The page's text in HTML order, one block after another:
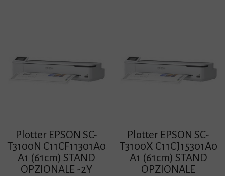
Plotter EPSON SC-
T3100N C11CF11301A0
A1 (61cm) STAND
OPZIONALE -2Y
Plotter EPSON SC-
T3100X C11CJ15301A0
A1 (61cm) STAND
OPZIONALE